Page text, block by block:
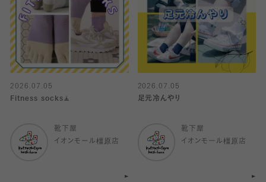
2026.07.05
Fitness socks🧘
靴下屋
イオンモール橿原店
2026.07.05
足元冷んやり
靴下屋
イオンモール橿原店